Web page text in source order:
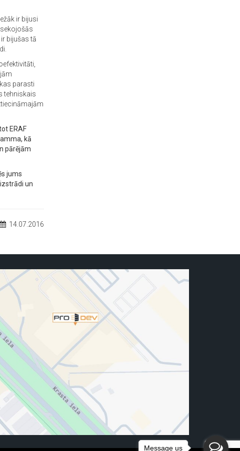
ir bijusi
bijušas tā
parasti
tehniskais
ERAF
kā
pārējām
jums
un
14.07.2016
Message us